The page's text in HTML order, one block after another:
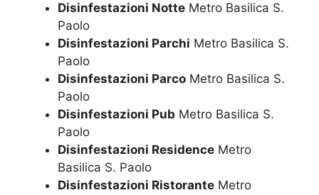
Disinfestazioni Notte Metro Basilica S.
Paolo
Disinfestazioni Parchi Metro Basilica S.
Paolo
Disinfestazioni Parco Metro Basilica S.
Paolo
Disinfestazioni Pub Metro Basilica S.
Paolo
Disinfestazioni Residence Metro
Basilica S. Paolo
Disinfestazioni Ristorante Metro